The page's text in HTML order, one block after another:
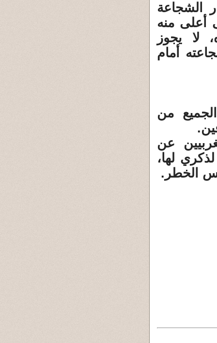
الشجاعة
أعلى منه
لا يجوز
أمام
من
عن
لها،
الخطر.